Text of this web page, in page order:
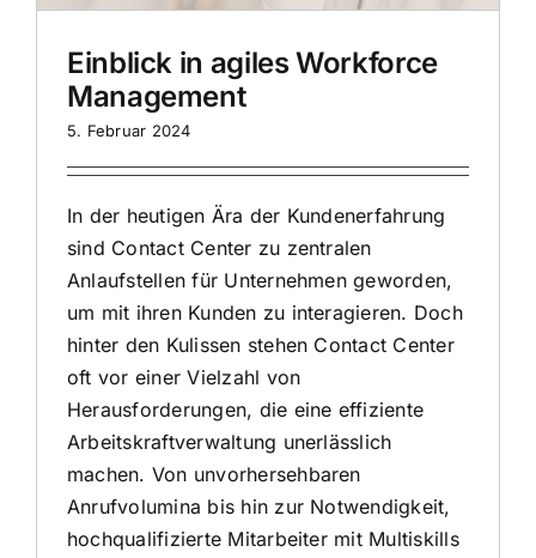
Einblick in agiles Workforce
Management
5. Februar 2024
In der heutigen Ära der Kundenerfahrung
sind Contact Center zu zentralen
Anlaufstellen für Unternehmen geworden,
um mit ihren Kunden zu interagieren. Doch
hinter den Kulissen stehen Contact Center
oft vor einer Vielzahl von
Herausforderungen, die eine effiziente
Arbeitskraftverwaltung unerlässlich
machen. Von unvorhersehbaren
Anrufvolumina bis hin zur Notwendigkeit,
hochqualifizierte Mitarbeiter mit Multiskills